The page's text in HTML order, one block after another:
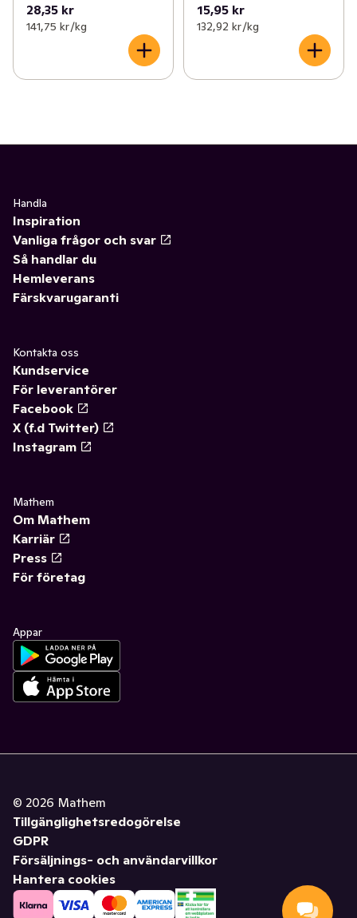
28,35 kr
141,75 kr /kg
15,95 kr
132,92 kr /kg
Handla
Inspiration
Vanliga frågor och svar
Så handlar du
Hemleverans
Färskvarugaranti
Kontakta oss
Kundservice
För leverantörer
Facebook
X (f.d Twitter)
Instagram
Mathem
Om Mathem
Karriär
Press
För företag
Appar
© 2026 Mathem
Tillgänglighetsredogörelse
GDPR
Försäljnings- och användarvillkor
Hantera cookies